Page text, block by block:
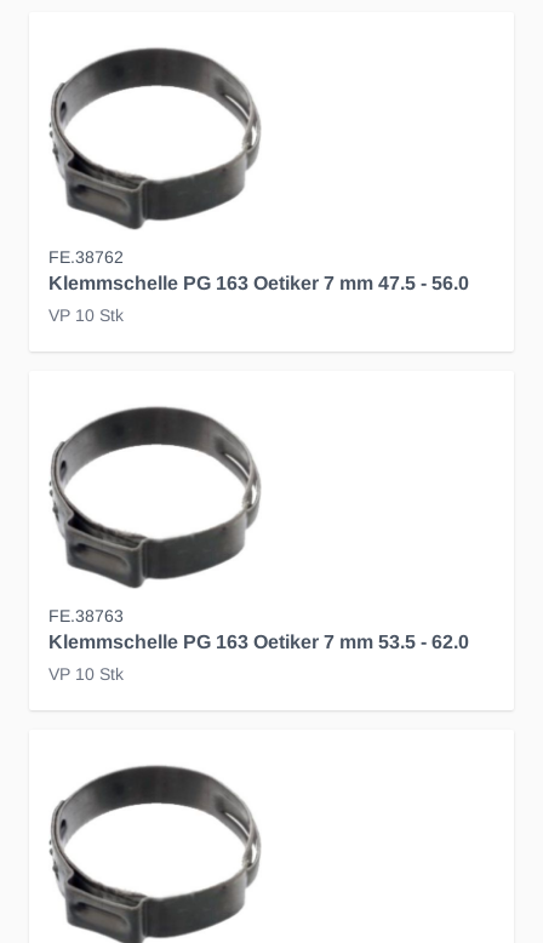
FE.38762
Klemmschelle PG 163 Oetiker 7 mm 47.5 - 56.0
VP 10 Stk
FE.38763
Klemmschelle PG 163 Oetiker 7 mm 53.5 - 62.0
VP 10 Stk